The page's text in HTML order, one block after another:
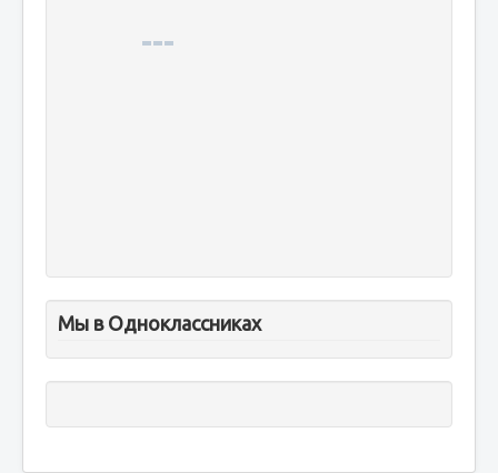
Мы в Одноклассниках